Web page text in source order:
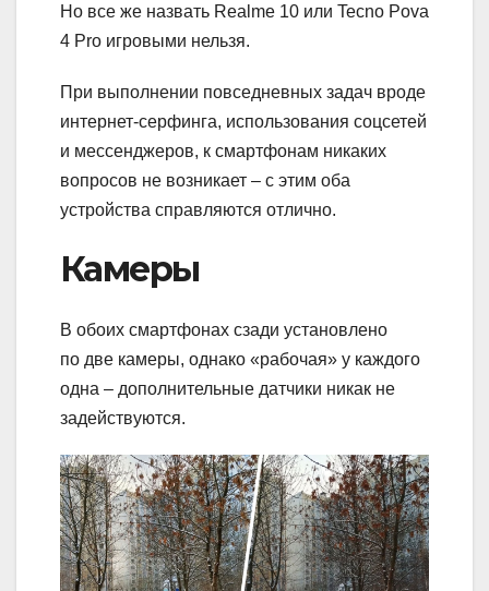
Но все же назвать Realme 10 или Tecno Pova
4 Pro игровыми нельзя.
При выполнении повседневных задач вроде
интернет-серфинга, использования соцсетей
и мессенджеров, к смартфонам никаких
вопросов не возникает – с этим оба
устройства справляются отлично.
Камеры
В обоих смартфонах сзади установлено
по две камеры, однако «рабочая» у каждого
одна – дополнительные датчики никак не
задействуются.